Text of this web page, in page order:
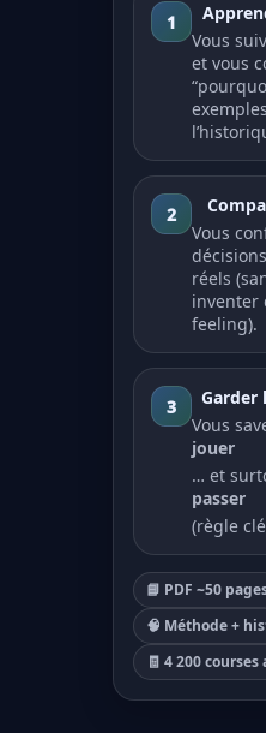
1
Vous
et vous
2
Vous
réels
inventer
feeling).
3
Garder
Vous
jouer
… et
passer
(règle
📘 PDF ~50
🧠 Méthode +
🧾 4 200